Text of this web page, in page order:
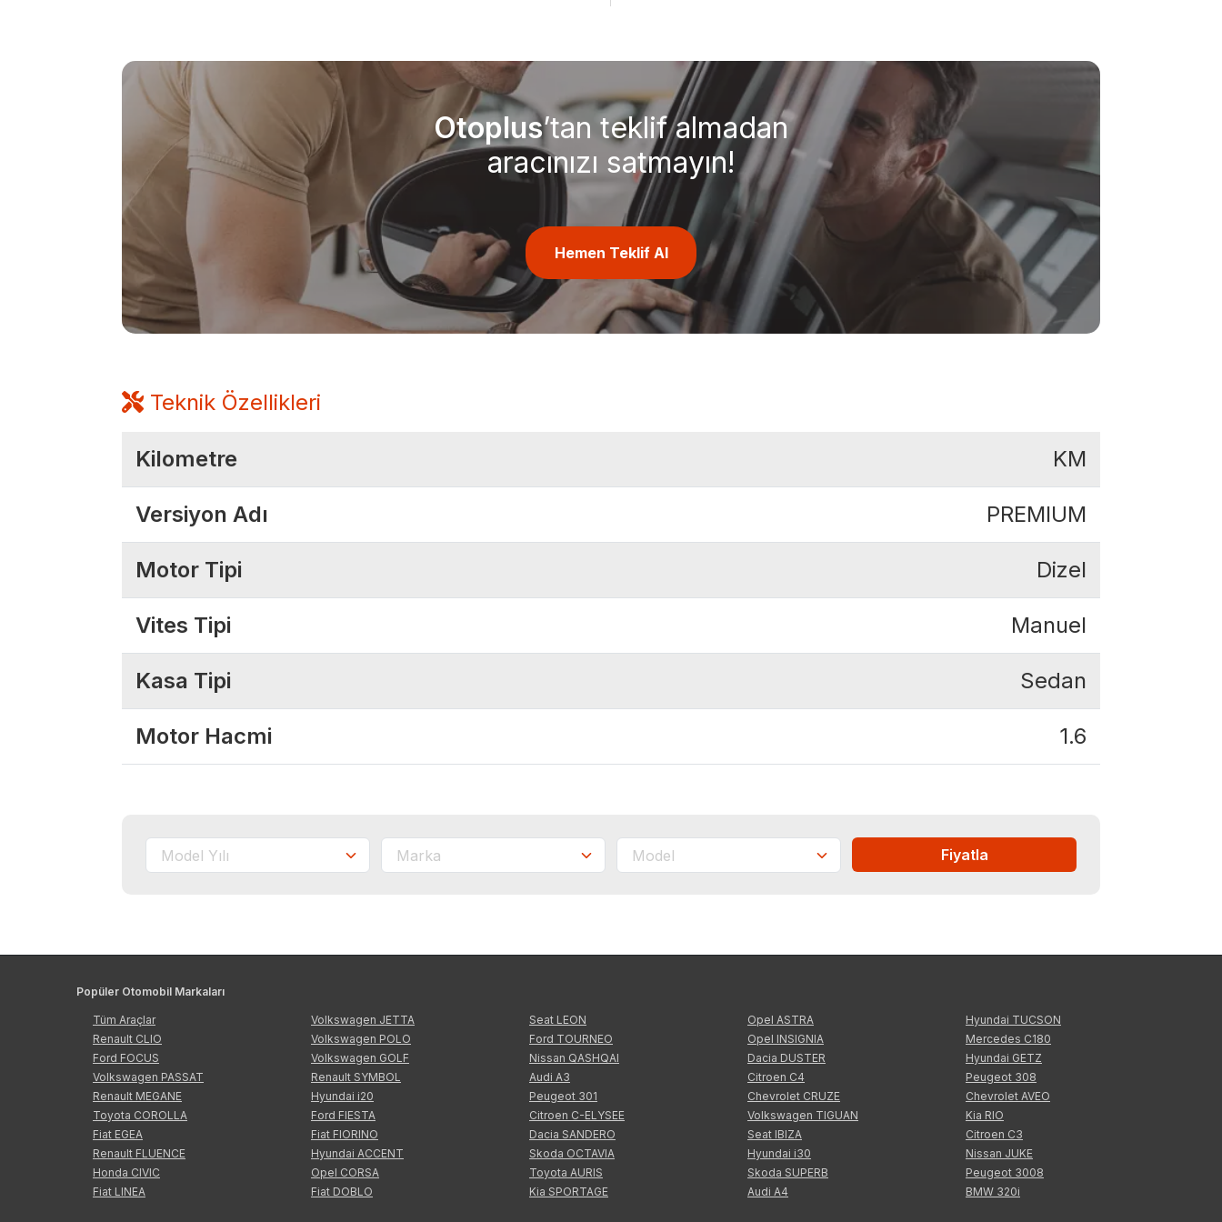
Otoplus’tan teklif almadan
aracınızı satmayın!
Hemen Teklif Al
Teknik Özellikleri
Kilometre KM
Versiyon Adı PREMIUM
Motor Tipi Dizel
Vites Tipi Manuel
Kasa Tipi Sedan
Motor Hacmi 1.6
Fiyatla
Popüler Otomobil Markaları
Tüm Araçlar
Renault CLIO
Ford FOCUS
Volkswagen PASSAT
Renault MEGANE
Toyota COROLLA
Fiat EGEA
Renault FLUENCE
Honda CIVIC
Fiat LINEA
Volkswagen JETTA
Volkswagen POLO
Volkswagen GOLF
Renault SYMBOL
Hyundai i20
Ford FIESTA
Fiat FIORINO
Hyundai ACCENT
Opel CORSA
Fiat DOBLO
Seat LEON
Ford TOURNEO
Nissan QASHQAI
Audi A3
Peugeot 301
Citroen C-ELYSEE
Dacia SANDERO
Skoda OCTAVIA
Toyota AURIS
Kia SPORTAGE
Opel ASTRA
Opel INSIGNIA
Dacia DUSTER
Citroen C4
Chevrolet CRUZE
Volkswagen TIGUAN
Seat IBIZA
Hyundai i30
Skoda SUPERB
Audi A4
Hyundai TUCSON
Mercedes C180
Hyundai GETZ
Peugeot 308
Chevrolet AVEO
Kia RIO
Citroen C3
Nissan JUKE
Peugeot 3008
BMW 320i